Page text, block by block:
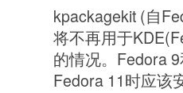
kpackagekit (自​
将​不​再​用​于​
的​情​况​。​Fedora
Fedora 11时​应​该​